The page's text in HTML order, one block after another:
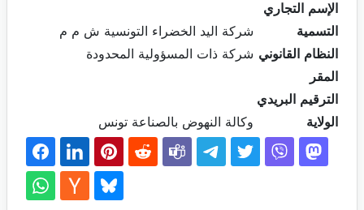
الإسم التجاري
التسمية
شركة اليد الخضراء التونسية ش م م
النظام القانوني شركة ذات المسؤولية المحدودة
المقر
الترقيم البريدي
الولاية
وكالة النهوض بالصناعة تونس